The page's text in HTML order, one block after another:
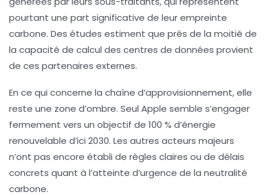
pourtant une part significative de leur empreinte
carbone. Des études estiment que près de la moitié de
la capacité de calcul des centres de données provient
de ces partenaires externes.
En ce qui concerne la chaîne d’approvisionnement, elle
reste une zone d’ombre. Seul Apple semble s’engager
fermement vers un objectif de 100 % d’énergie
renouvelable d’ici 2030. Les autres acteurs majeurs
n’ont pas encore établi de règles claires ou de délais
concrets quant à l’atteinte d’urgence de la neutralité
carbone.